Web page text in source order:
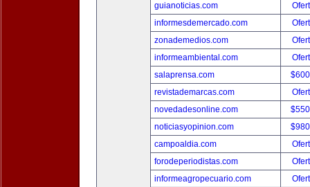
guianoticias.com
informesdemercado.com
zonademedios.com
informeambiental.com
salaprensa.com
revistademarcas.com
novedadesonline.com
noticiasyopinion.com
campoaldia.com
forodeperiodistas.com
informeagropecuario.com